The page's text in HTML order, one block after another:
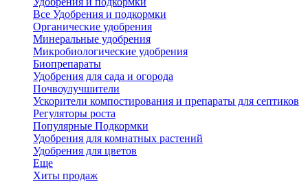
Все Удобрения и подкормки
Органические удобрения
Минеральные удобрения
Микробиологические удобрения
Биопрепараты
Удобрения для сада и огорода
Почвоулучшители
Ускорители компостирования и препараты для септиков
Регуляторы роста
Популярные Подкормки
Удобрения для комнатных растений
Удобрения для цветов
Еще
Хиты продаж